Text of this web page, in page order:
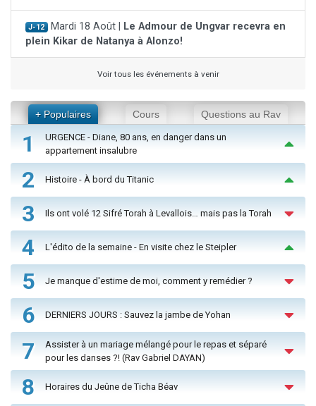
J-12 Mardi 18 Août |
Le Admour de Ungvar recevra en
plein Kikar de Natanya à Alonzo!
Voir tous les événements à venir
+ Populaires Cours Questions au Rav
1
URGENCE - Diane, 80 ans, en danger dans un
appartement insalubre
2 Histoire - À bord du Titanic
3 Ils ont volé 12 Sifré Torah à Levallois… mais pas la Torah
4 L'édito de la semaine - En visite chez le Steipler
5 Je manque d'estime de moi, comment y remédier ?
6 DERNIERS JOURS : Sauvez la jambe de Yohan
7
Assister à un mariage mélangé pour le repas et séparé
pour les danses ?! (Rav Gabriel DAYAN)
8 Horaires du Jeûne de Ticha Béav